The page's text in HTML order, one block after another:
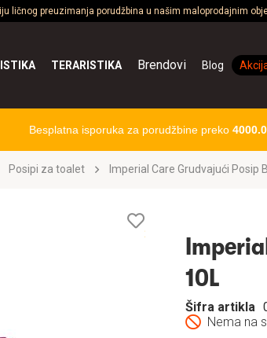
ličnog preuzimanja porudžbina u našim maloprodajnim
TERARISTIKA Brendovi Blog
Besplatna isporuka za porudžbine preko
Posipi za toalet Imperial Care Grudvajući Posip
želja
10L
Nema na
Šifra artikla